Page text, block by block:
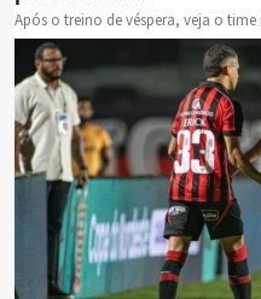
Após o treino de véspera, veja o